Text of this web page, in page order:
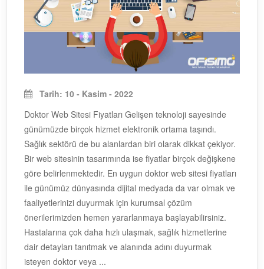
Tarih: 10 - Kasim - 2022
Doktor Web Sitesi Fiyatları Gelişen teknoloji sayesinde
günümüzde birçok hizmet elektronik ortama taşındı.
Sağlık sektörü de bu alanlardan biri olarak dikkat çekiyor.
Bir web sitesinin tasarımında ise fiyatlar birçok değişkene
göre belirlenmektedir. En uygun doktor web sitesi fiyatları
ile günümüz dünyasında dijital medyada da var olmak ve
faaliyetlerinizi duyurmak için kurumsal çözüm
önerilerimizden hemen yararlanmaya başlayabilirsiniz.
Hastalarına çok daha hızlı ulaşmak, sağlık hizmetlerine
dair detayları tanıtmak ve alanında adını duyurmak
isteyen doktor veya ...